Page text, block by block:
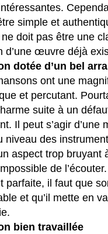
simple et
doit pas être une
d’une œuvre déjà
dotée d’un bel
ont une
et percutant.
suite à un
Il peut s’agir d’une
niveau des
aspect trop bruyant
de
parfaite, il faut que
et qu’il mette en
bien travaillée